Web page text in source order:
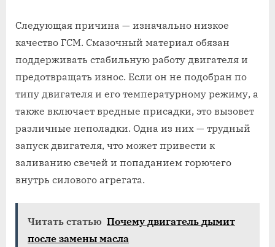
Следующая причина — изначально низкое
качество ГСМ. Смазочный материал обязан
поддерживать стабильную работу двигателя и
предотвращать износ. Если он не подобран по
типу двигателя и его температурному режиму, а
также включает вредные присадки, это вызовет
различные неполадки. Одна из них — трудный
запуск двигателя, что может привести к
заливанию свечей и попаданием горючего
внутрь силового агрегата.
Читать статью Почему двигатель дымит
после замены масла